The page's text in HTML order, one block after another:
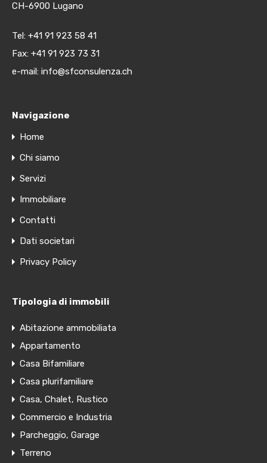
CH-6900 Lugano
Tel: +41 91 923 58 41
Fax: +41 91 923 73 31
e-mail: info@sfconsulenza.ch
Navigazione
Home
Chi siamo
Servizi
Immobiliare
Contatti
Dati societari
Privacy Policy
Tipologia di immobili
Abitazione ammobiliata
Appartamento
Casa Bifamiliare
Casa plurifamiliare
Casa, Chalet, Rustico
Commercio e Industria
Parcheggio, Garage
Terreno